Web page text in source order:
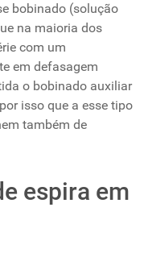
bobinado (solução
na maioria dos
com um
em defasagem
o bobinado auxiliar
isso que a esse tipo
também de
espira em